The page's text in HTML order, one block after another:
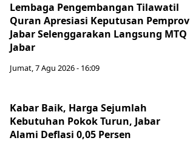
Lembaga Pengembangan Tilawatil
Quran Apresiasi Keputusan Pemprov
Jabar Selenggarakan Langsung MTQ
Jabar
Jumat, 7 Agu 2026 - 16:09
Kabar Baik, Harga Sejumlah
Kebutuhan Pokok Turun, Jabar
Alami Deflasi 0,05 Persen